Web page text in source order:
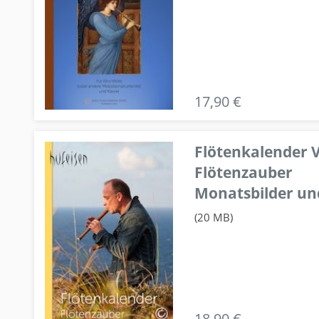
17,90 €
Flötenkalender
Flötenzauber
Monatsbilder
(20 MB)